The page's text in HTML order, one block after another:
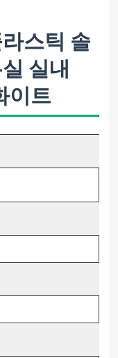
스틱 솔
실내
이트